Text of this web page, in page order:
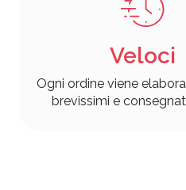
Veloci
Ogni ordine viene
brevissimi e